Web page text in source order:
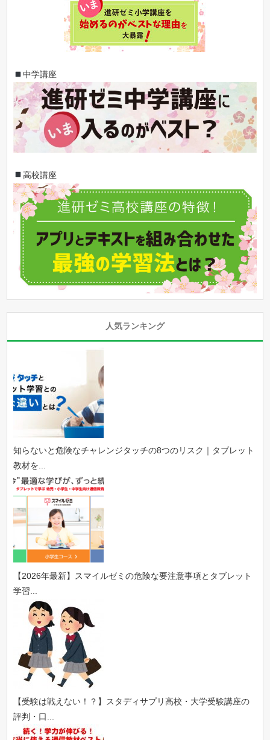
中学講座
高校講座
人気ランキング
知らないと危険なチャレンジタッチの8つのリスク｜タブレット
教材を...
【2026年最新】スマイルゼミの危険な要注意事項とタブレット
学習...
【受験は戦えない！？】スタディサプリ高校・大学受験講座の
評判・口...